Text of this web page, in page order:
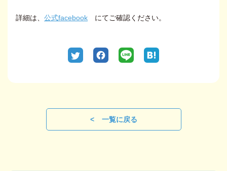
詳細は、 公式facebook にてご確認ください。
一覧に戻る